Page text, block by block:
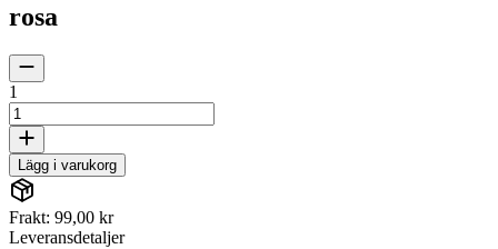
rosa
1
Lägg i varukorg
Frakt: 99,00 kr
Leveransdetaljer